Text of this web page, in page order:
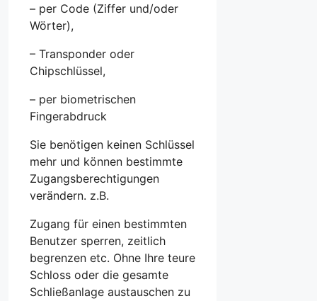
– per Code (Ziffer und/oder
Wörter),
– Transponder oder
Chipschlüssel,
– per biometrischen
Fingerabdruck
Sie benötigen keinen Schlüssel
mehr und können bestimmte
Zugangsberechtigungen
verändern. z.B.
Zugang für einen bestimmten
Benutzer sperren, zeitlich
begrenzen etc. Ohne Ihre teure
Schloss oder die gesamte
Schließanlage austauschen zu